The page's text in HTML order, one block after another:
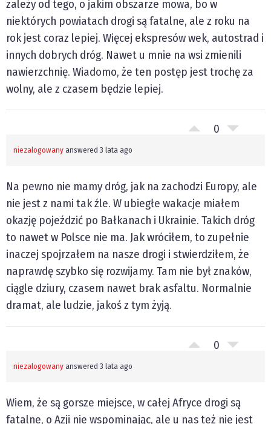
zależy od tego, o jakim obszarze mowa, bo w
niektórych powiatach drogi są fatalne, ale z roku na
rok jest coraz lepiej. Więcej ekspresów wek, autostrad i
innych dobrych dróg. Nawet u mnie na wsi zmienili
nawierzchnię. Wiadomo, że ten postęp jest trochę za
wolny, ale z czasem będzie lepiej.
0
niezalogowany answered 3 lata ago
Na pewno nie mamy dróg, jak na zachodzi Europy, ale
nie jest z nami tak źle. W ubiegłe wakacje miałem
okazję pojeździć po Bałkanach i Ukrainie. Takich dróg
to nawet w Polsce nie ma. Jak wróciłem, to zupełnie
inaczej spojrzałem na nasze drogi i stwierdziłem, że
naprawdę szybko się rozwijamy. Tam nie był znaków,
ciągle dziury, czasem nawet brak asfaltu. Normalnie
dramat, ale ludzie, jakoś z tym żyją.
0
niezalogowany answered 3 lata ago
Wiem, że są gorsze miejsce, w całej Afryce drogi są
fatalne, o Azji nie wspominając, ale u nas też nie jest